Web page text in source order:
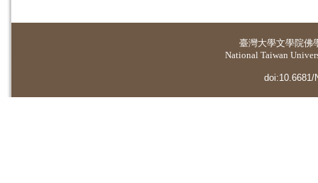
臺灣大學文學院佛
National Taiwan
doi:10.6681/